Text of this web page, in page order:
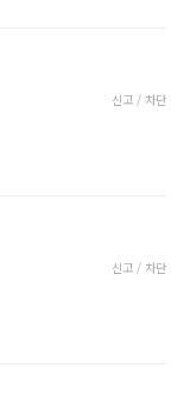
신고 / 차단
신고 / 차단